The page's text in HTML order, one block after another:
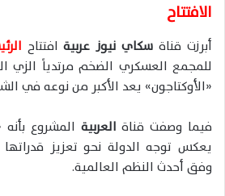
الافتتاح
أبرزت قناة سكاي نيوز عربيةافتتاح
للمجمع العسكري الضخم مرتدياً الزي
«الأوكتاجون» يعد الأكبر من نوعه في
فيما وصفت قناة العربية المشروع
يعكس توجه الدولة نحو تعزيز قدراتها
وفق أحدث النظم العالمية.